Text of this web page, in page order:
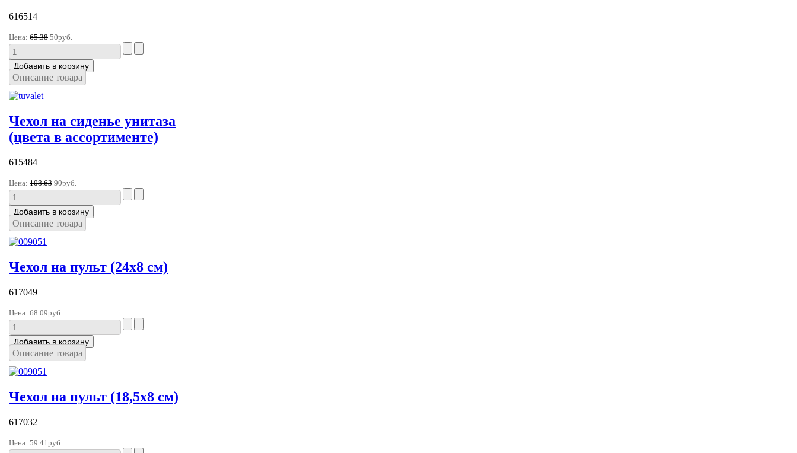
616514
Цена: 65.38 50руб.
Описание товара
Чехол на сиденье унитаза
(цвета в ассортименте)
615484
Цена: 108.63 90руб.
Описание товара
Чехол на пульт (24х8 см)
617049
Цена: 68.09руб.
Описание товара
Чехол на пульт (18,5х8 см)
617032
Цена: 59.41руб.